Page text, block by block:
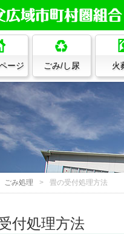
ージ ごみ/し尿 火
ごみ処理 畳の受付処理方法
付処理方法